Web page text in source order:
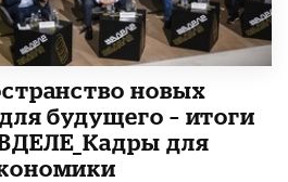
новых
будущего – итоги
для